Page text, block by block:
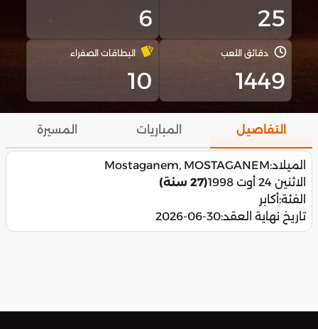
25
6
دقائق اللعب
1449
البطاقات الصفراء
10
التفاصيل المباريات المسيرة
الميلاد:Mostaganem, MOSTAGANEM
الاثنين 24 أوت 1998
(27 سنة)
الفئة:أكابر
تاريخ نهاية العقد:2026-06-30